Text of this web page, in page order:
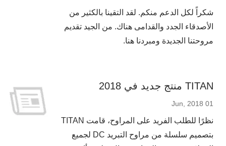
شكراً لكل الدعم منكم. لقد التقينا بالكثير من
الأصدقاء الجدد والقدامى هناك. من الجيد تقديم
مروحتنا الجديدة ومبردنا هنا.
TITAN منتج جديد في 2018
01 Jun, 2018
نظرًا للطلب الفريد على المراوح، قامت TITAN
بتصميم سلسلة من مراوح التبريد DC لجميع